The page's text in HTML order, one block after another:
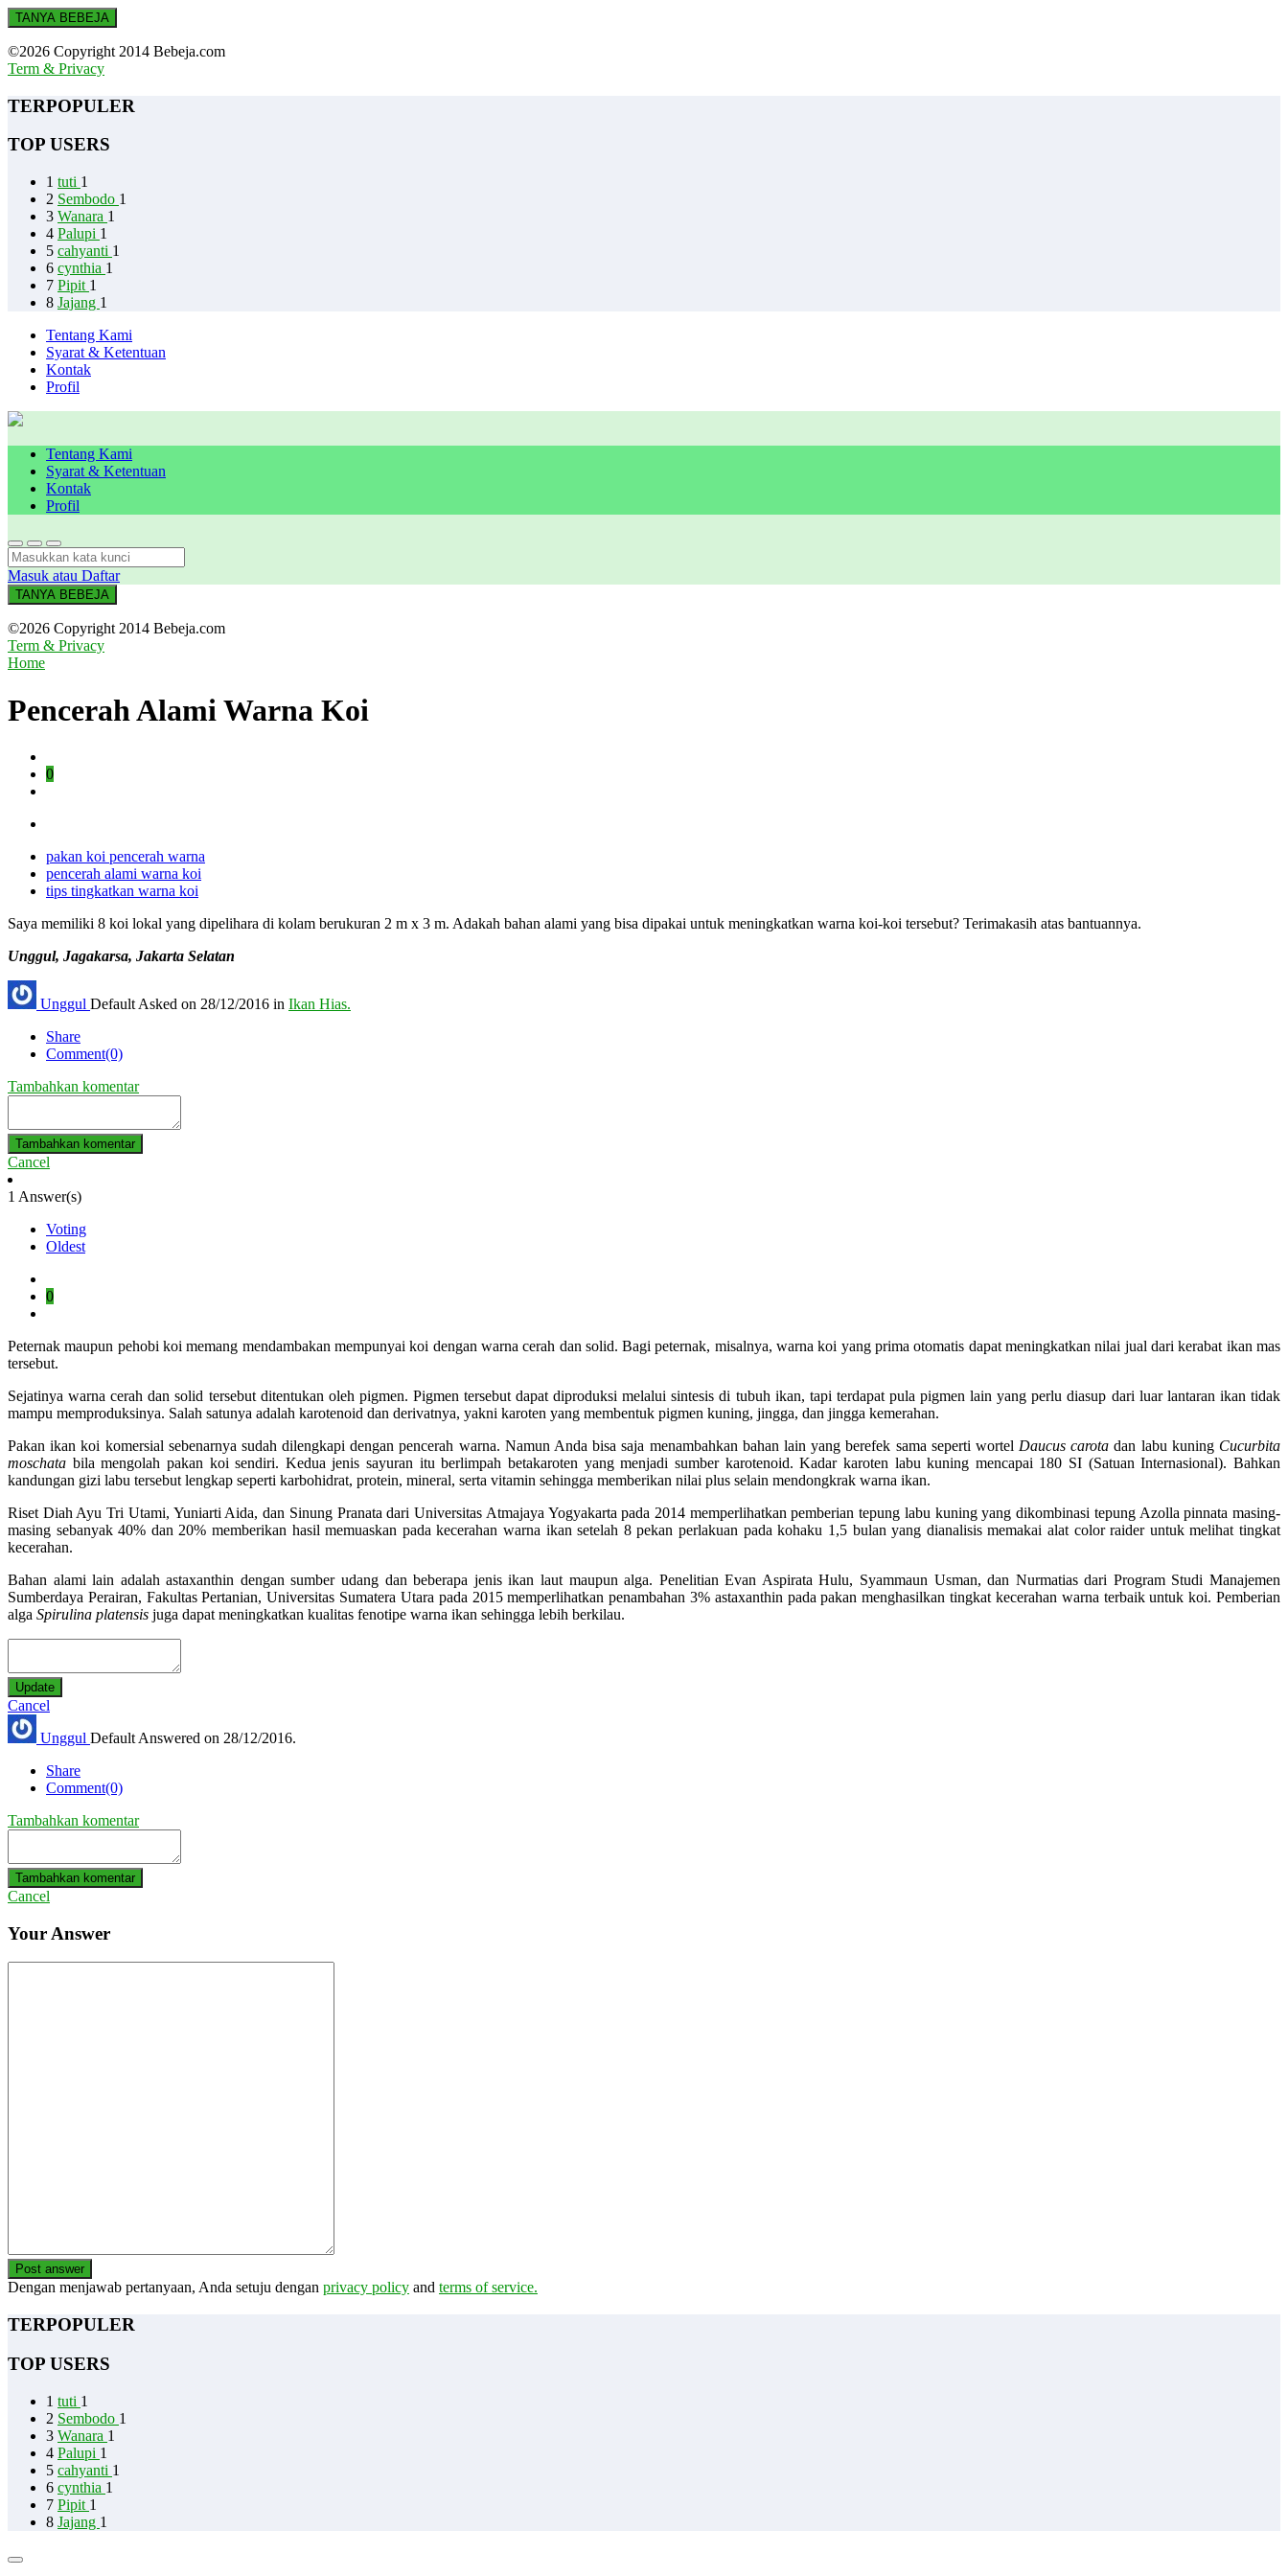
TANYA BEBEJA
©2026 Copyright 2014 Bebeja.com
Term & Privacy
TERPOPULER
TOP USERS
1 tuti 1
2 Sembodo 1
3 Wanara 1
4 Palupi 1
5 cahyanti 1
6 cynthia 1
7 Pipit 1
8 Jajang 1
Tentang Kami
Syarat & Ketentuan
Kontak
Profil
Tentang Kami
Syarat & Ketentuan
Kontak
Profil
Masuk atau Daftar
TANYA BEBEJA
©2026 Copyright 2014 Bebeja.com
Term & Privacy
Home
Pencerah Alami Warna Koi
0
pakan koi pencerah warna
pencerah alami warna koi
tips tingkatkan warna koi
Saya memiliki 8 koi lokal yang dipelihara di kolam berukuran 2 m x 3 m. Adakah bahan alami yang bisa dipakai untuk meningkatkan warna koi-koi tersebut? Terimakasih atas bantuannya.
Unggul, Jagakarsa, Jakarta Selatan
Unggul Default Asked on 28/12/2016 in Ikan Hias.
Share
Comment(0)
Tambahkan komentar
Tambahkan komentar
Cancel
1 Answer(s)
Voting
Oldest
0
Peternak maupun pehobi koi memang mendambakan mempunyai koi dengan warna cerah dan solid. Bagi peternak, misalnya, warna koi yang prima otomatis dapat meningkatkan nilai jual dari kerabat ikan mas
tersebut.
Sejatinya warna cerah dan solid tersebut ditentukan oleh pigmen. Pigmen tersebut dapat diproduksi melalui sintesis di tubuh ikan, tapi terdapat pula pigmen lain yang perlu diasup dari luar lantaran ikan tidak
mampu memproduksinya. Salah satunya adalah karotenoid dan derivatnya, yakni karoten yang membentuk pigmen kuning, jingga, dan jingga kemerahan.
Pakan ikan koi komersial sebenarnya sudah dilengkapi dengan pencerah warna. Namun Anda bisa saja menambahkan bahan lain yang berefek sama seperti wortel Daucus carota dan labu kuning Cucurbita
moschata bila mengolah pakan koi sendiri. Kedua jenis sayuran itu berlimpah betakaroten yang menjadi sumber karotenoid. Kadar karoten labu kuning mencapai 180 SI (Satuan Internasional). Bahkan
kandungan gizi labu tersebut lengkap seperti karbohidrat, protein, mineral, serta vitamin sehingga memberikan nilai plus selain mendongkrak warna ikan.
Riset Diah Ayu Tri Utami, Yuniarti Aida, dan Sinung Pranata dari Universitas Atmajaya Yogyakarta pada 2014 memperlihatkan pemberian tepung labu kuning yang dikombinasi tepung Azolla pinnata masing-
masing sebanyak 40% dan 20% memberikan hasil memuaskan pada kecerahan warna ikan setelah 8 pekan perlakuan pada kohaku 1,5 bulan yang dianalisis memakai alat color raider untuk melihat tingkat
kecerahan.
Bahan alami lain adalah astaxanthin dengan sumber udang dan beberapa jenis ikan laut maupun alga. Penelitian Evan Aspirata Hulu, Syammaun Usman, dan Nurmatias dari Program Studi Manajemen
Sumberdaya Perairan, Fakultas Pertanian, Universitas Sumatera Utara pada 2015 memperlihatkan penambahan 3% astaxanthin pada pakan menghasilkan tingkat kecerahan warna terbaik untuk koi. Pemberian
alga Spirulina platensis juga dapat meningkatkan kualitas fenotipe warna ikan sehingga lebih berkilau.
Update
Cancel
Unggul Default Answered on 28/12/2016.
Share
Comment(0)
Tambahkan komentar
Tambahkan komentar
Cancel
Your Answer
Post answer
Dengan menjawab pertanyaan, Anda setuju dengan privacy policy and terms of service.
TERPOPULER
TOP USERS
1 tuti 1
2 Sembodo 1
3 Wanara 1
4 Palupi 1
5 cahyanti 1
6 cynthia 1
7 Pipit 1
8 Jajang 1